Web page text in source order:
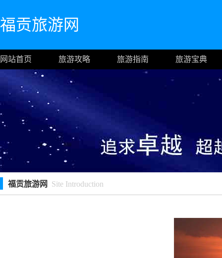
福贡旅游网
网站首页 旅游攻略 旅游指南 旅游宝典
福贡旅游网 Site Introduction